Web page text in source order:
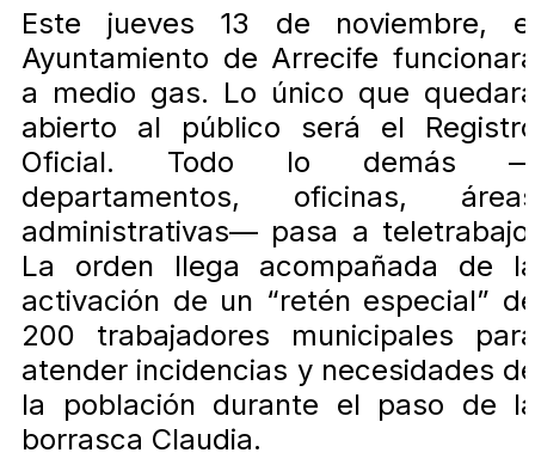
Este jueves 13 de noviembre,
Ayuntamiento de Arrecife
a medio gas. Lo único que
abierto al público será el
Oficial. Todo lo demás
departamentos, oficinas,
administrativas— pasa a
La orden llega acompañada de
activación de un “retén especial”
200 trabajadores municipales
atender incidencias y necesidades
la población durante el paso de
borrasca Claudia.